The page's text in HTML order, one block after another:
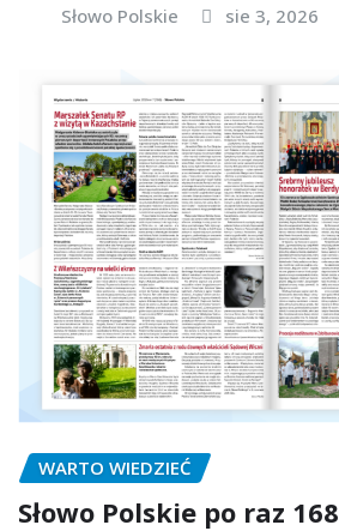
Słowo Polskie sie 3, 2026
WARTO WIEDZIEĆ
Słowo Polskie po raz 168